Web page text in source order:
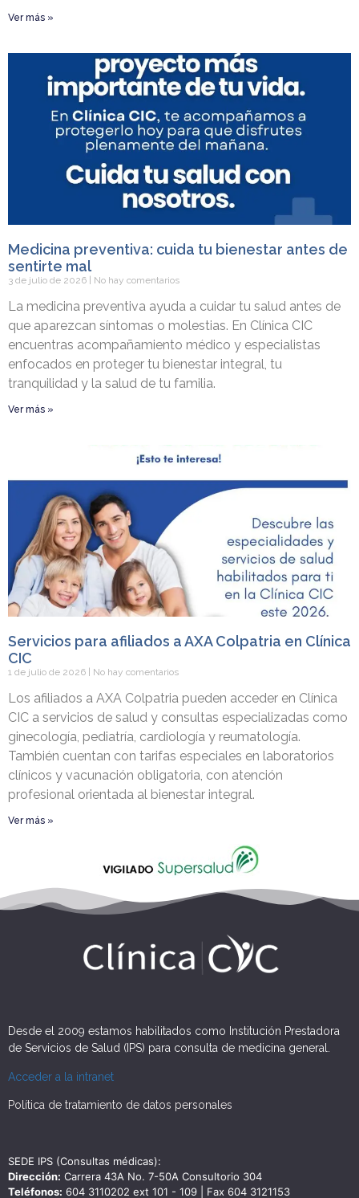
Ver más »
Medicina preventiva: cuida tu bienestar antes de
sentirte mal
3 de julio de 2026 No hay comentarios
La medicina preventiva ayuda a cuidar tu salud antes de
que aparezcan síntomas o molestias. En Clínica CIC
encuentras acompañamiento médico y especialistas
enfocados en proteger tu bienestar integral, tu
tranquilidad y la salud de tu familia.
Ver más »
Servicios para afiliados a AXA Colpatria en Clínica
CIC
1 de julio de 2026 No hay comentarios
Los afiliados a AXA Colpatria pueden acceder en Clínica
CIC a servicios de salud y consultas especializadas como
ginecología, pediatría, cardiología y reumatología.
También cuentan con tarifas especiales en laboratorios
clínicos y vacunación obligatoria, con atención
profesional orientada al bienestar integral.
Ver más »
Desde el 2009 estamos habilitados como Institución Prestadora
de Servicios de Salud (IPS) para consulta de medicina general.
Acceder a la intranet
Política de tratamiento de datos personales
SEDE IPS (Consultas médicas):
Dirección: Carrera 43A No. 7-50A Consultorio 304
Teléfonos: 604 3110202 ext 101 - 109 | Fax 604 3121153